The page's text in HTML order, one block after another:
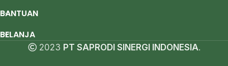
BANTUAN
BELANJA
2023 PT SAPRODI SINERGI INDONESIA.